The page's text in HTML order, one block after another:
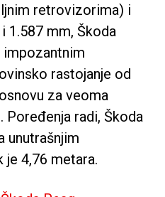
retrovizorima) i
1.587 mm, Škoda
impozantnim
rastojanje od
za veoma
Poređenja radi, Škoda
unutrašnjim
je 4,76 metara.